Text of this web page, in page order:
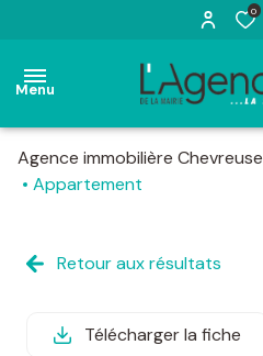
0
Menu
accueil
terrains
locations
estimation
Agence immobilière Chevreuse
Appartement
Retour aux résultats
Télécharger la fiche